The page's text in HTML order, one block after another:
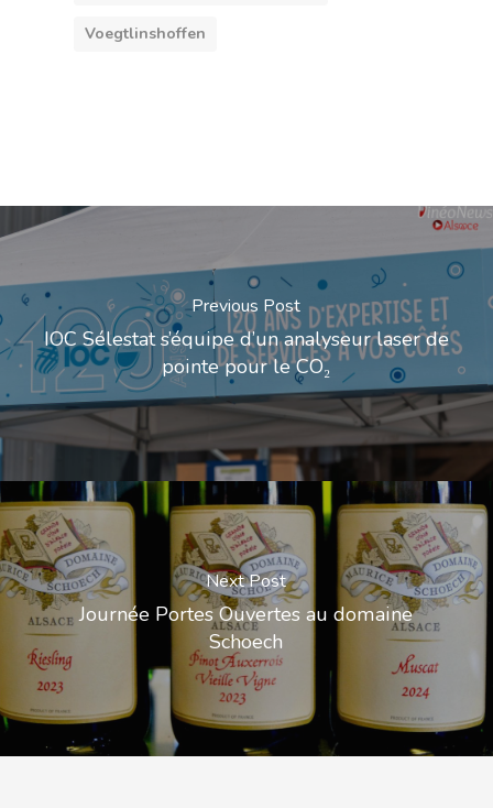
Voegtlinshoffen
Previous Post
IOC Sélestat s’équipe d’un analyseur laser de
pointe pour le CO₂
Next Post
Journée Portes Ouvertes au domaine
Schoech